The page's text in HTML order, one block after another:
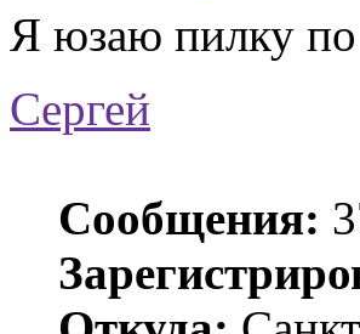
Я юзаю пилку по
Сергей
Сообщения: